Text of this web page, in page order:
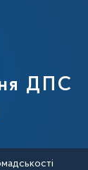
України
ДПС